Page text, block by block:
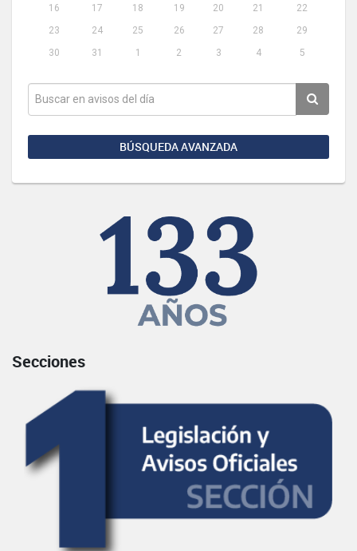
16
17 18 19 20 21
22
23
24 25 26 27 28
29
30
31 1 2 3 4 5
BÚSQUEDA AVANZADA
Secciones